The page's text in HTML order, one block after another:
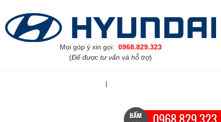
Mọi góp ý xin gọi: 0968.829.323
(Để được tư vấn và hỗ trợ)